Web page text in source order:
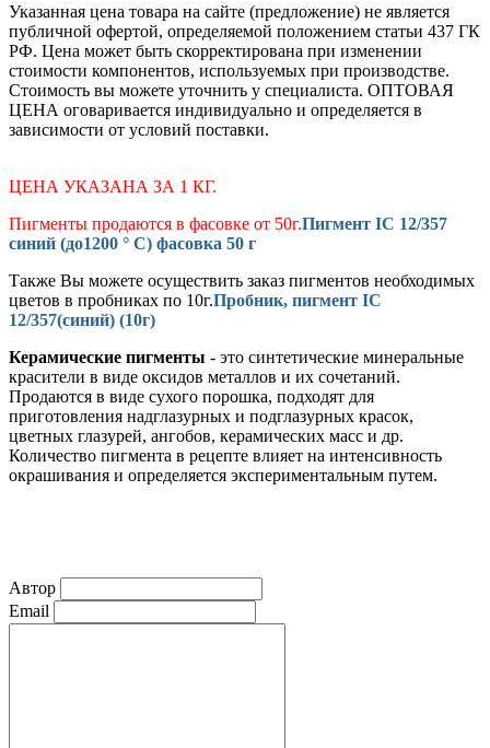
Указанная цена товара на сайте (предложение) не является
публичной офертой, определяемой положением статьи 437 ГК
РФ. Цена может быть скорректирована при изменении
стоимости компонентов, используемых при производстве.
Стоимость вы можете уточнить у специалиста. ОПТОВАЯ
ЦЕНА оговаривается индивидуально и определяется в
зависимости от условий поставки.
ЦЕНА УКАЗАНА ЗА 1 КГ.
Пигменты продаются в фасовке от 50г.Пигмент IC 12/357
синий (до1200 ° С) фасовка 50 г
Также Вы можете осуществить заказ пигментов необходимых
цветов в пробниках по 10г.Пробник, пигмент IC
12/357(синий) (10г)
Керамические пигменты - это синтетические минеральные
красители в виде оксидов металлов и их сочетаний.
Продаются в виде сухого порошка, подходят для
приготовления надглазурных и подглазурных красок,
цветных глазурей, ангобов, керамических масс и др.
Количество пигмента в рецепте влияет на интенсивность
окрашивания и определяется экспериментальным путем.
Автор
Email